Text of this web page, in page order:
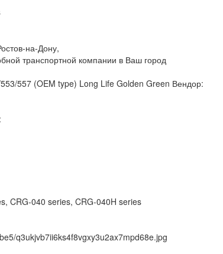
на-Дону,
транспортной компании в Ваш город
557 (OEM type) Long Life Golden Green Вендор:
CRG-040 series, CRG-040H series
q3ukjvb7ii6ks4f8vgxy3u2ax7mpd68e.jpg